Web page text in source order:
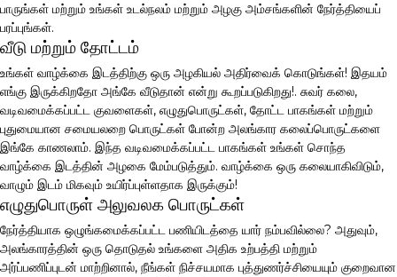
பாருங்கள் மற்றும் உங்கள் உடல்நலம் மற்றும் அழகு அம்சங்களின் நேர்த்தியைப்
பரப்புங்கள்.
வீடு மற்றும் தோட்டம்
உங்கள் வாழ்க்கை இடத்திற்கு ஒரு அழகியல் அதிர்வைக் கொடுங்கள்! இதயம்
எங்கு இருக்கிறதோ அங்கே வீடுதான் என்று கூறப்படுகிறது!. சுவர் கலை,
வடிவமைக்கப்பட்ட குவளைகள், எழுதுபொருட்கள், தோட்ட பாகங்கள் மற்றும்
புதுமையான சமையலறை பொருட்கள் போன்ற அலங்கார கலைப்பொருட்களை
இங்கே காணலாம். இந்த வடிவமைக்கப்பட்ட பாகங்கள் உங்கள் சொந்த
வாழ்க்கை இடத்தின் அழகை மேம்படுத்தும். வாழ்க்கை ஒரு கலையாகிவிடும்,
வாழும் இடம் மிகவும் உயிர்ப்புள்ளதாக இருக்கும்!
எழுதுபொருள் அலுவலக பொருட்கள்
நேர்த்தியாக ஒழுங்கமைக்கப்பட்ட பணியிடத்தை யார் நம்பவில்லை? அதுவும்,
அலங்காரத்தின் ஒரு தொடுதல் உங்களை அதிக உற்பத்தி மற்றும்
அர்ப்பணிப்புடன் மாற்றினால், நீங்கள் நிச்சயமாக புத்துணர்ச்சியையும் குறைவான